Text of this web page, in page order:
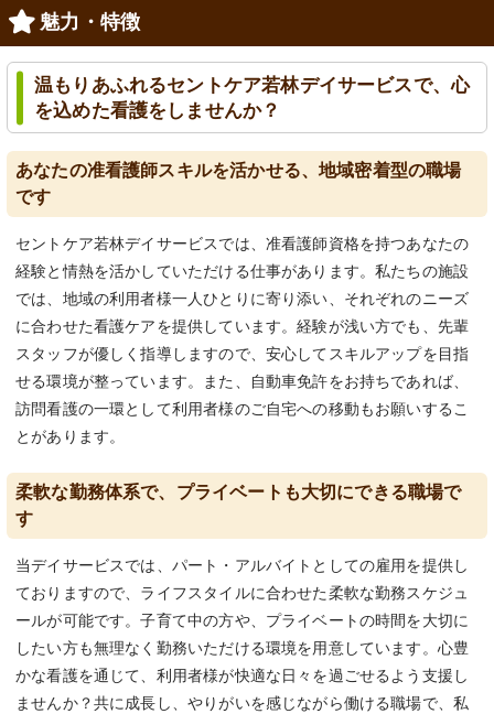
魅力・特徴
温もりあふれるセントケア若林デイサービスで、心
を込めた看護をしませんか？
あなたの准看護師スキルを活かせる、地域密着型の職場
です
セントケア若林デイサービスでは、准看護師資格を持つあなたの
経験と情熱を活かしていただける仕事があります。私たちの施設
では、地域の利用者様一人ひとりに寄り添い、それぞれのニーズ
に合わせた看護ケアを提供しています。経験が浅い方でも、先輩
スタッフが優しく指導しますので、安心してスキルアップを目指
せる環境が整っています。また、自動車免許をお持ちであれば、
訪問看護の一環として利用者様のご自宅への移動もお願いするこ
とがあります。
柔軟な勤務体系で、プライベートも大切にできる職場で
す
当デイサービスでは、パート・アルバイトとしての雇用を提供し
ておりますので、ライフスタイルに合わせた柔軟な勤務スケジュ
ールが可能です。子育て中の方や、プライベートの時間を大切に
したい方も無理なく勤務いただける環境を用意しています。心豊
かな看護を通じて、利用者様が快適な日々を過ごせるよう支援し
ませんか？共に成長し、やりがいを感じながら働ける職場で、私